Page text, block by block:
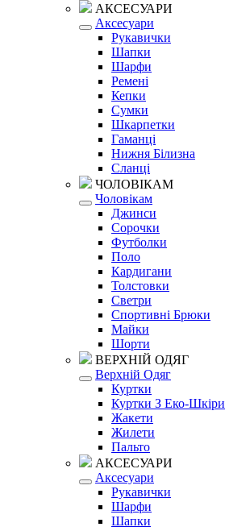
АКСЕСУАРИ
Аксесуари
Рукавички
Шапки
Шарфи
Ремені
Кепки
Сумки
Шкарпетки
Гаманці
Нижня Білизна
Сланці
ЧОЛОВІКАМ
Чоловікам
Джинси
Сорочки
Футболки
Поло
Кардигани
Толстовки
Светри
Спортивні Брюки
Майки
Шорти
ВЕРХНІЙ ОДЯГ
Верхній Одяг
Куртки
Куртки З Еко-Шкіри
Жакети
Жилети
Пальто
АКСЕСУАРИ
Аксесуари
Рукавички
Шарфи
Шапки